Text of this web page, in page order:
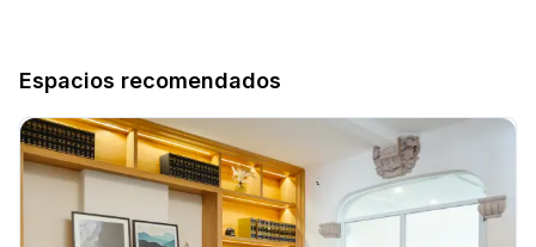
Espacios recomendados